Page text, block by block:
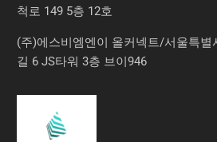
척로 149 5층 12호
(주)에스비엠엔이 올커넥트/서울특별
길 6 JS타워 3층 브이946